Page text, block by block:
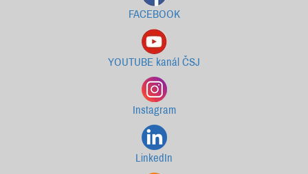
FACEBOOK
YOUTUBE kanál ČSJ
Instagram
LinkedIn